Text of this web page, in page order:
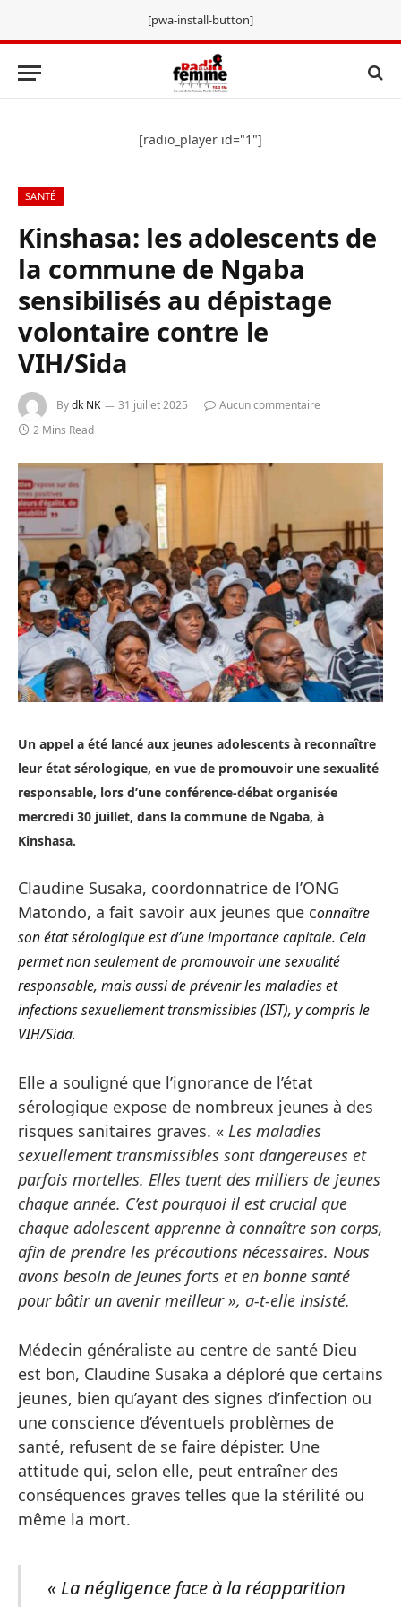
[pwa-install-button]
[radio_player id="1"]
SANTÉ
Kinshasa: les adolescents de
la commune de Ngaba
sensibilisés au dépistage
volontaire contre le
VIH/Sida
Bydk NK 31 juillet 2025
Aucun commentaire
2 Mins Read
Un appel a été lancé aux jeunes adolescents à reconnaître
leur état sérologique, en vue de promouvoir une sexualité
responsable, lors d’une conférence-débat organisée
mercredi 30 juillet, dans la commune de Ngaba, à
Kinshasa.
Claudine Susaka, coordonnatrice de l’ONG
Matondo, a fait savoir aux jeunes que connaître
son état sérologique est d’une importance capitale. Cela
permet non seulement de promouvoir une sexualité
responsable, mais aussi de prévenir les maladies et
infections sexuellement transmissibles (IST), y compris le
VIH/Sida.
Elle a souligné que l’ignorance de l’état
sérologique expose de nombreux jeunes à des
risques sanitaires graves. « Les maladies
sexuellement transmissibles sont dangereuses et
parfois mortelles. Elles tuent des milliers de jeunes
chaque année. C’est pourquoi il est crucial que
chaque adolescent apprenne à connaître son corps,
afin de prendre les précautions nécessaires. Nous
avons besoin de jeunes forts et en bonne santé
pour bâtir un avenir meilleur », a-t-elle insisté.
Médecin généraliste au centre de santé Dieu
est bon, Claudine Susaka a déploré que certains
jeunes, bien qu’ayant des signes d’infection ou
une conscience d’éventuels problèmes de
santé, refusent de se faire dépister. Une
attitude qui, selon elle, peut entraîner des
conséquences graves telles que la stérilité ou
même la mort.
« La négligence face à la réapparition